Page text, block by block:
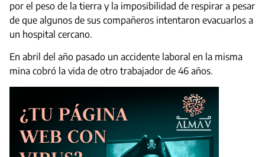
por el peso de la tierra y la imposibilidad de respirar a pesar
de que algunos de sus compañeros intentaron evacuarlos a
un hospital cercano.
En abril del año pasado un accidente laboral en la misma
mina cobró la vida de otro trabajador de 46 años.